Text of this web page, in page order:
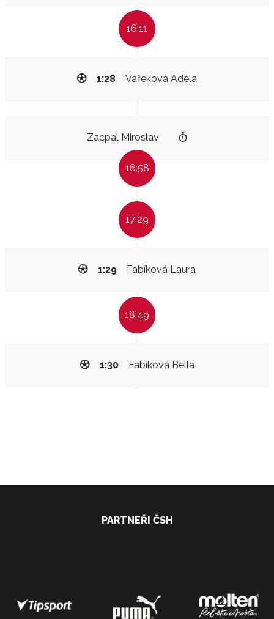
16:11
Vařeková Adéla
1:28
Zacpal Miroslav
16:58
17:29
Fabíková Laura
1:29
18:49
Fabíková Bella
1:30
PARTNEŘI ČSH